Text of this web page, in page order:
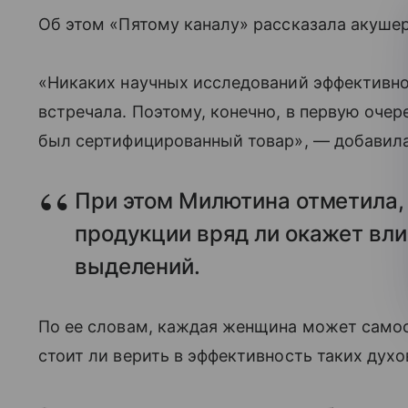
Об этом «Пятому каналу» рассказала
«Никаких научных исследований
встречала. Поэтому, конечно, в первую
был сертифицированный товар», — добавила
При этом Милютина отметила,
продукции вряд ли окажет
выделений.
По ее словам, каждая женщина может
стоит ли верить в эффективность таких